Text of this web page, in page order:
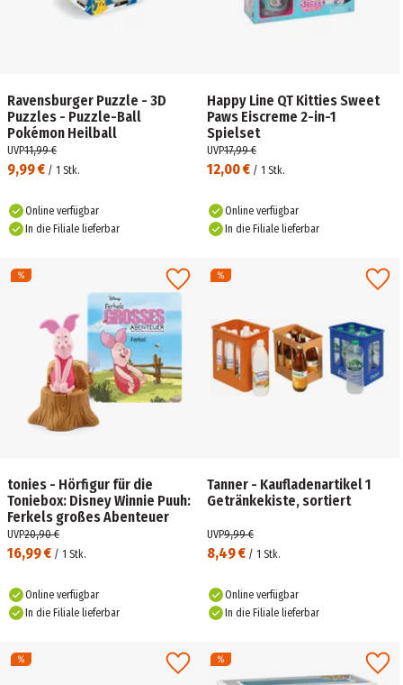
Ravensburger Puzzle - 3D
Puzzles - Puzzle-Ball
Pokémon Heilball
9,99 € / 1 Stk.
UVP11,99 €
Online verfügbar
In die Filiale lieferbar
Happy Line QT Kitties Sweet
Paws Eiscreme 2-in-1
Spielset
12,00 € / 1 Stk.
UVP17,99 €
Online verfügbar
In die Filiale lieferbar
tonies - Hörfigur für die
Toniebox: Disney Winnie Puuh:
Ferkels großes Abenteuer
16,99 € / 1 Stk.
UVP20,90 €
Online verfügbar
In die Filiale lieferbar
Tanner - Kaufladenartikel 1
Getränkekiste, sortiert
8,49 € / 1 Stk.
UVP9,99 €
Online verfügbar
In die Filiale lieferbar